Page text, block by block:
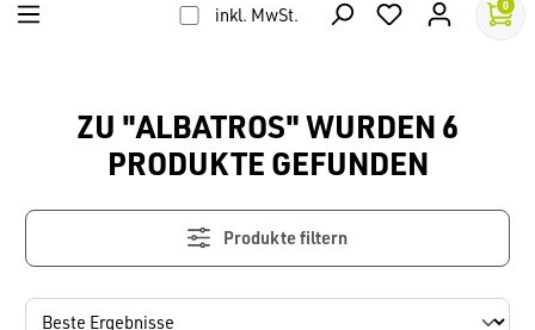
inkl. MwSt. 0
ZU "ALBATROS" WURDEN 6
PRODUKTE GEFUNDEN
Produkte filtern